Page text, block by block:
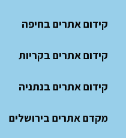
קידום אתרים בחיפה
קידום אתרים בקריות
קידום אתרים בנתניה
מקדם אתרים בירושלים